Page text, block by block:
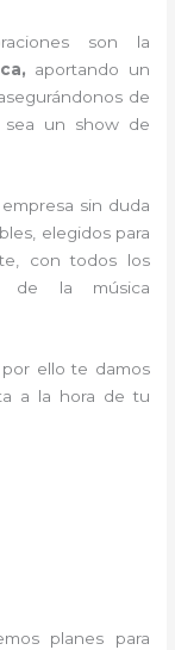
son la
aportando un
de
sea un show de
sin duda
elegidos para
con todos los
de la música
ello te damos
a la hora de tu
planes para